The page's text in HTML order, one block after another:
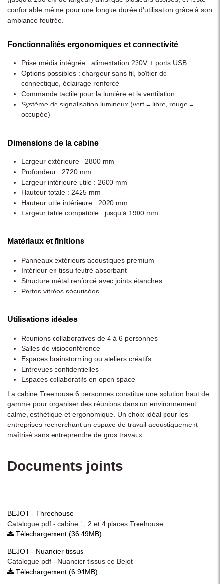
confortable même pour une longue durée d'utilisation grâce à son
ambiance feutrée.
Fonctionnalités ergonomiques et connectivité
Prise média intégrée : alimentation 230V + ports USB
Options possibles : chargeur sans fil, boîtier de
connectique, éclairage renforcé
Commande tactile pour la lumière et la ventilation
Système de signalisation lumineux (vert = libre, rouge =
occupée)
Dimensions de la cabine
Largeur extérieure : 2800 mm
Profondeur : 2720 mm
Largeur intérieure utile : 2600 mm
Hauteur totale : 2425 mm
Hauteur utile intérieure : 2020 mm
Largeur table compatible : jusqu’à 1900 mm
Matériaux et finitions
Panneaux extérieurs acoustiques premium
Intérieur en tissu feutré absorbant
Structure métal renforcé avec joints étanches
Portes vitrées sécurisées
Utilisations idéales
Réunions collaboratives de 4 à 6 personnes
Salles de visioconférence
Espaces brainstorming ou ateliers créatifs
Entrevues confidentielles
Espaces collaboratifs en open space
La cabine Treehouse 6 personnes constitue une solution haut de
gamme pour organiser des réunions dans un environnement
calme, esthétique et ergonomique. Un choix idéal pour les
entreprises recherchant un espace de travail acoustiquement
maîtrisé sans entreprendre de gros travaux.
Documents joints
BEJOT - Threehouse
Catalogue pdf - cabine 1, 2 et 4 places Treehouse
Téléchargement (36.49MB)
BEJOT - Nuancier tissus
Catalogue pdf - Nuancier tissus de Bejot
Téléchargement (6.94MB)